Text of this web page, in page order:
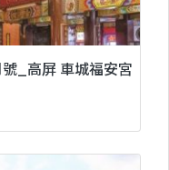
_高屏 車城福安宮